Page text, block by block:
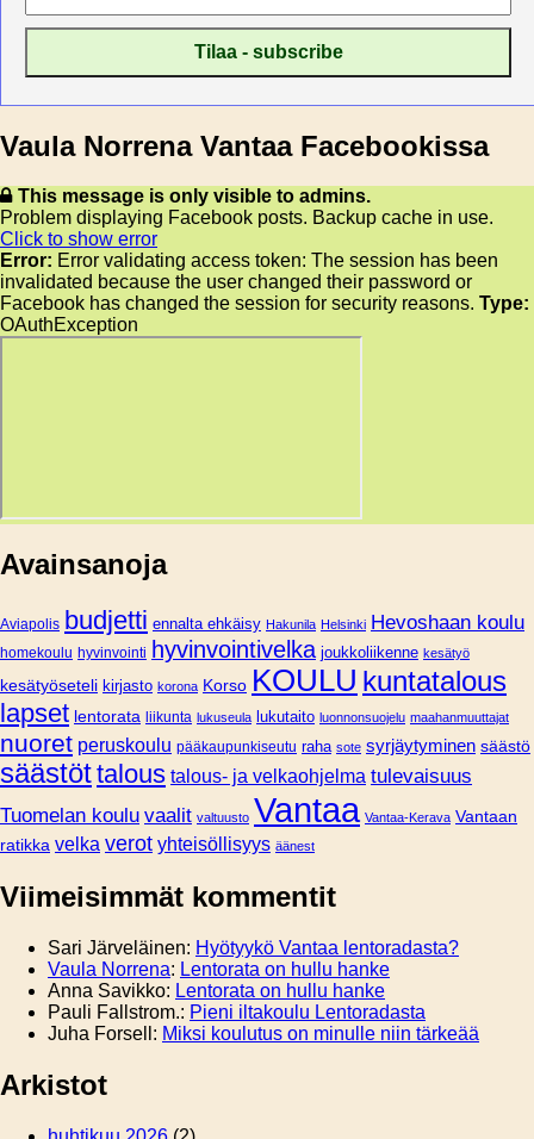
Vaula Norrena Vantaa Facebookissa
This message is only visible to admins.
Problem displaying Facebook posts. Backup cache in use.
Click to show error
Error: Error validating access token: The session has been
invalidated because the user changed their password or
Facebook has changed the session for security reasons. Type:
OAuthException
Avainsanoja
Aviapolis budjetti ennalta ehkäisy Hakunila Helsinki Hevoshaan koulu
homekoulu hyvinvointi hyvinvointivelka joukkoliikenne kesätyö
kesätyöseteli kirjasto korona Korso KOULU kuntatalous
lapset lentorata liikunta lukuseula lukutaito luonnonsuojelu maahanmuuttajat
nuoret peruskoulu pääkaupunkiseutu raha sote syrjäytyminen säästö
säästöttalous talous- ja velkaohjelma tulevaisuus
Tuomelan koulu vaalit valtuusto Vantaa Vantaa-Kerava Vantaan
ratikka velka verot yhteisöllisyys äänest
Viimeisimmät kommentit
Sari Järveläinen: Hyötyykö Vantaa lentoradasta?
Vaula Norrena: Lentorata on hullu hanke
Anna Savikko: Lentorata on hullu hanke
Pauli Fallstrom.: Pieni iltakoulu Lentoradasta
Juha Forsell : Miksi koulutus on minulle niin tärkeää
Arkistot